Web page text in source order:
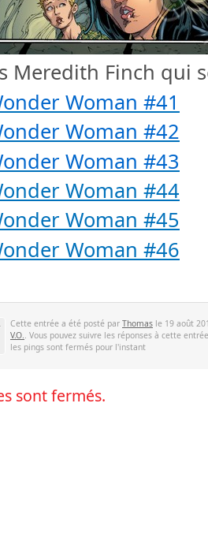
Meredith Finch qui
Woman #41
Woman #42
Woman #43
Woman #44
Woman #45
Woman #46
Cette entrée a été posté par Thomas le 19 août
V.O.. Vous pouvez suivre les réponses à cette
les pings sont fermés pour l'instant
sont fermés.